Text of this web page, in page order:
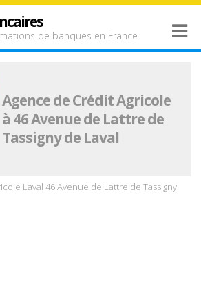
de banques en France
Agence de Crédit Agricole
à 46 Avenue de Lattre de
Tassigny de Laval
Laval 46 Avenue de Lattre de Tassigny